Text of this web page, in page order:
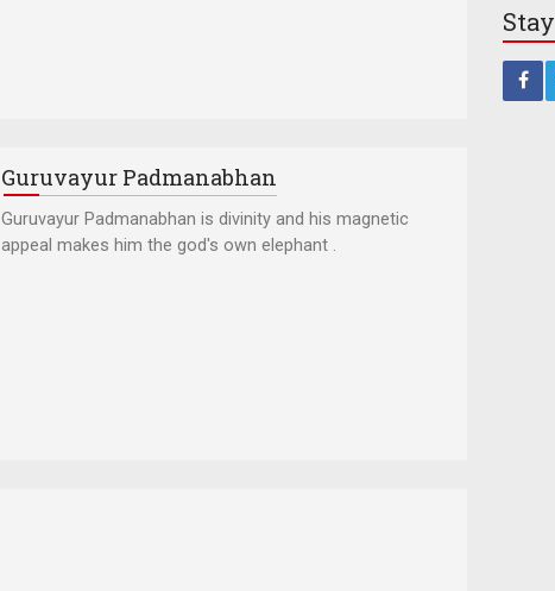
Guruvayur Padmanabhan
Guruvayur Padmanabhan is divinity and his magnetic
appeal makes him the god's own elephant .
Stay